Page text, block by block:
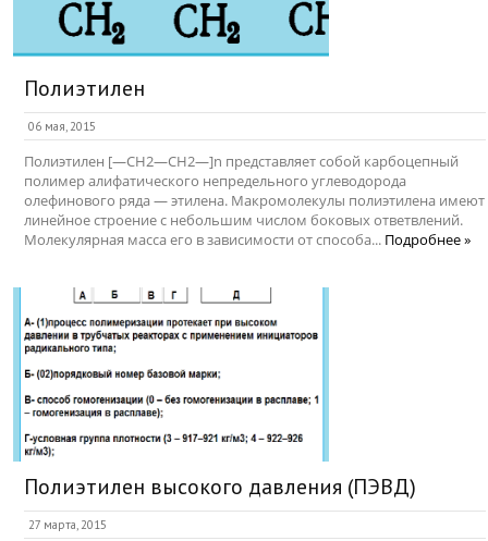
Полиэтилен
06 мая, 2015
Полиэтилен [—СН2—СН2—]n представляет собой карбоцепный
полимер алифатического непредельного углеводорода
олефинового ряда — этилена. Макромолекулы полиэтилена имеют
линейное строение с небольшим числом боковых ответвлений.
Молекулярная масса его в зависимости от способа... Подробнее »
Полиэтилен высокого давления (ПЭВД)
27 марта, 2015